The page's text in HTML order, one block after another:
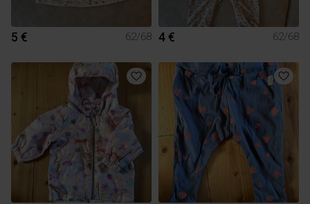
5 € 62/68 4 € 62/68